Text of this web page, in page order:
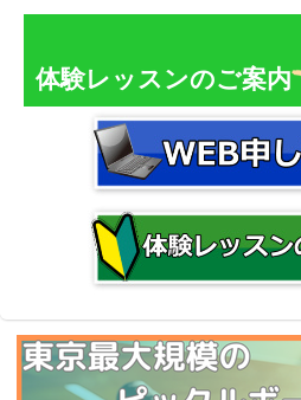
体験レッスンのご案内